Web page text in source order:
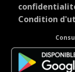
Condition